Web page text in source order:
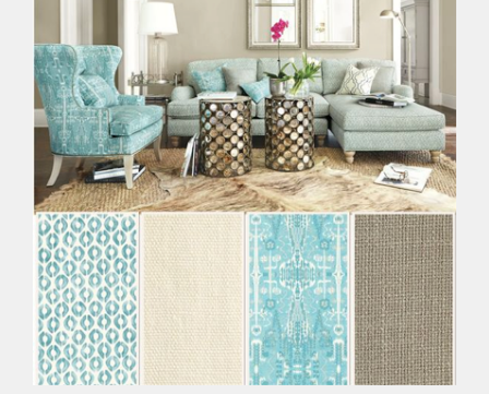
Contacto